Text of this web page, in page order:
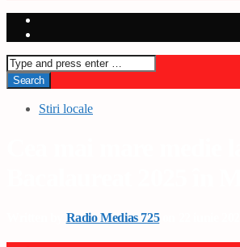
Stiri locale
Radio Medias 725on 22 iunie 2025